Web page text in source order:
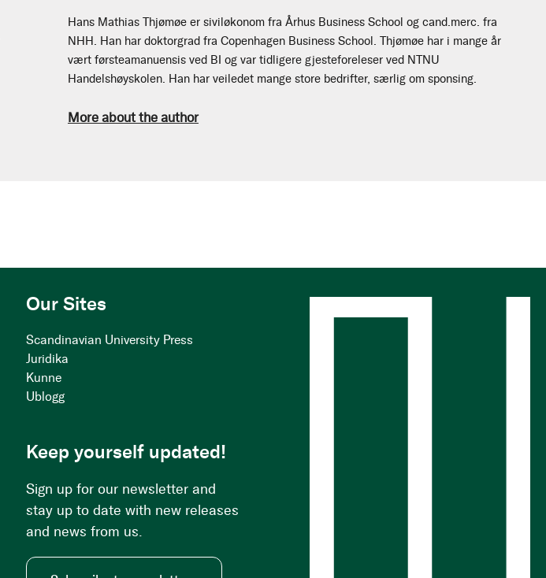
Hans Mathias Thjømøe er siviløkonom fra Århus Business School og cand.merc. fra
NHH. Han har doktorgrad fra Copenhagen Business School. Thjømøe har i mange år
vært førsteamanuensis ved BI og var tidligere gjesteforeleser ved NTNU
Handelshøyskolen. Han har veiledet mange store bedrifter, særlig om sponsing.
More about the author
Our Sites
Scandinavian University Press
Juridika
Kunne
Ublogg
Keep yourself updated!
Sign up for our newsletter and
stay up to date with new releases
and news from us.